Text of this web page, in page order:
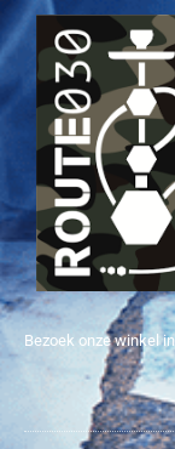
Bezoek onze winkel